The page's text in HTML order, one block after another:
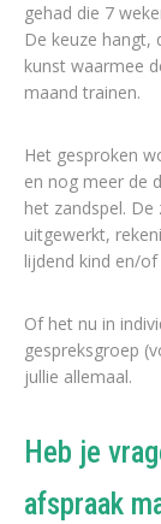
gehad die 7
De keuze hangt,
kunst waarmee
maand trainen.
Het gesproken
en nog meer de
het zandspel.
uitgewerkt,
lijdend kind en/
Of het nu in
gespreksgroep
jullie allemaal.
Heb je
afspraak